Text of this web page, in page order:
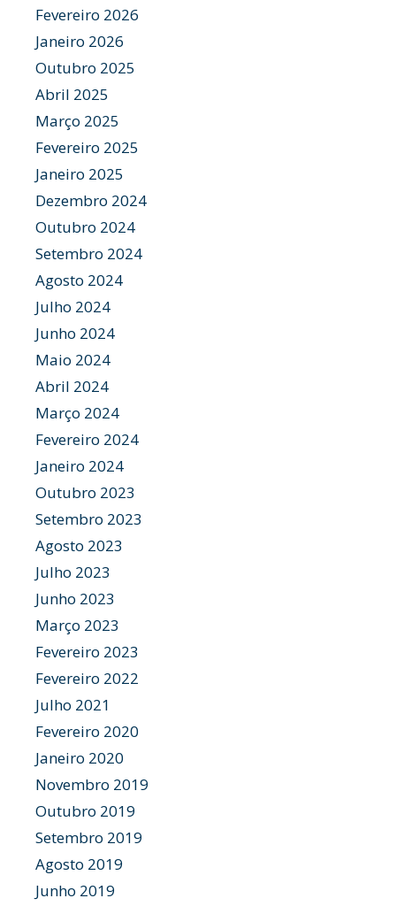
Fevereiro 2026
Janeiro 2026
Outubro 2025
Abril 2025
Março 2025
Fevereiro 2025
Janeiro 2025
Dezembro 2024
Outubro 2024
Setembro 2024
Agosto 2024
Julho 2024
Junho 2024
Maio 2024
Abril 2024
Março 2024
Fevereiro 2024
Janeiro 2024
Outubro 2023
Setembro 2023
Agosto 2023
Julho 2023
Junho 2023
Março 2023
Fevereiro 2023
Fevereiro 2022
Julho 2021
Fevereiro 2020
Janeiro 2020
Novembro 2019
Outubro 2019
Setembro 2019
Agosto 2019
Junho 2019